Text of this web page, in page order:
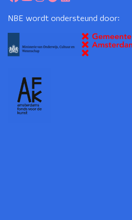
NBE wordt ondersteund door: